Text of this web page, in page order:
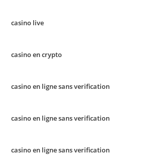
casino live
casino en crypto
casino en ligne sans verification
casino en ligne sans verification
casino en ligne sans verification